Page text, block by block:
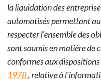
la liquidation des
automatisés permettant
respecter l'ensemble des
sont soumis en matière de
conformes aux dispositions
1978, relative à